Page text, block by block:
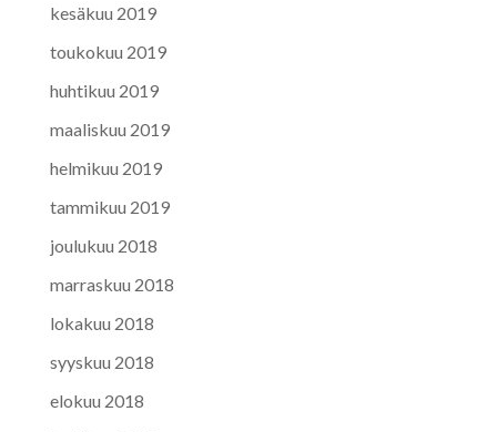
kesäkuu 2019
toukokuu 2019
huhtikuu 2019
maaliskuu 2019
helmikuu 2019
tammikuu 2019
joulukuu 2018
marraskuu 2018
lokakuu 2018
syyskuu 2018
elokuu 2018